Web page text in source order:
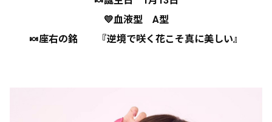
💛血液型 A型
🍬座右の銘
『逆境で咲く花こそ真に美しい』